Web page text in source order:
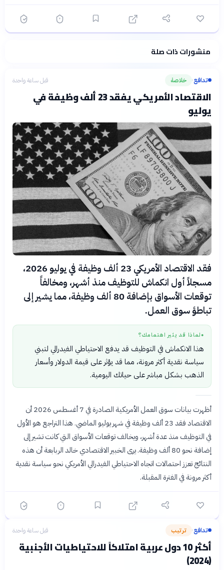
فلسفتنا المعرفية· سياسة الذكاء الاصطناعيمنشورات ذات صلة
تدافع› خلاصة قبل ساعة واحدة
الاقتصاد الأمريكي يفقد 23 ألف وظيفة في
يوليو
فقد الاقتصاد الأمريكي 23 ألف وظيفة في يوليو 2026،
مسجلاً أول انكماش للتوظيف منذ أشهر، ومخالفاً
توقعات الأسواق بإضافة 80 ألف وظيفة، مما يشير إلى
تباطؤ سوق العمل.
● لماذا قد يثير اهتمامك؟
هذا الانكماش في التوظيف قد يدفع الاحتياطي الفيدرالي لتبني
سياسة نقدية أكثر مرونة، مما قد يؤثر على قيمة الدولار وأسعار
الذهب بشكل مباشر على حياتك اليومية.
أظهرت بيانات سوق العمل الأمريكية الصادرة في 7 أغسطس 2026 أن
الاقتصاد فقد 23 ألف وظيفة في شهر يوليو الماضي. هذا التراجع هو الأول
في التوظيف منذ عدة أشهر، ويخالف توقعات الأسواق التي كانت تشير إلى
إضافة نحو 80 ألف وظيفة. يرى الخبير الاقتصادي خالد الربابعة أن هذه
النتائج تعزز احتمالات اتجاه الاحتياطي الفيدرالي الأمريكي نحو سياسة نقدية
أكثر مرونة في الفترة المقبلة.
تدافع› ترتيب قبل ساعة واحدة
أكثر 10 دول عربية امتلاكاً للاحتياطيات الأجنبية
(2024)